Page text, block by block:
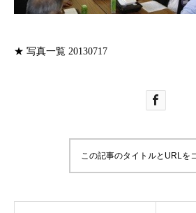
★ 写真一覧 20130717
この記事のタイトルとURLを